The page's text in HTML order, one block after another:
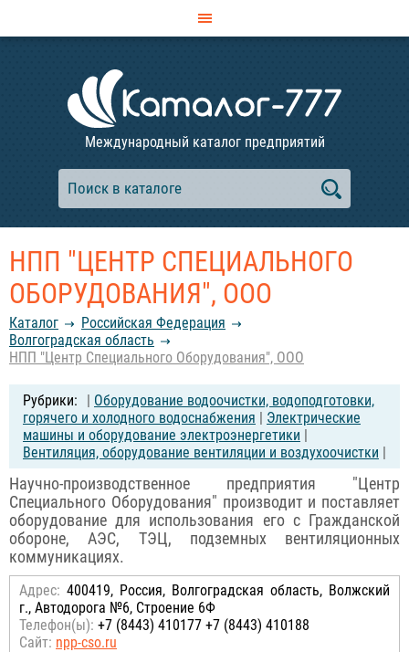
Международный каталог предприятий
НПП "ЦЕНТР СПЕЦИАЛЬНОГО
ОБОРУДОВАНИЯ", ООО
Каталог
Российcкая Федерация
Волгоградская область
НПП "Центр Специального Оборудования", ООО
| Оборудование водоочистки, водоподготовки,
горячего и холодного водоснабжения | Электрические
машины и оборудование электроэнергетики |
Вентиляция, оборудование вентиляции и воздухоочистки |
Научно-производственное предприятия "Центр
Специального Оборудования" производит и поставляет
оборудование для использования его с Гражданской
обороне, АЭС, ТЭЦ, подземных вентиляционных
коммуникациях.
Адрес: 400419, Россия, Волгоградская область, Волжский
г., Автодорога №6, Строение 6Ф
Телефон(ы): +7 (8443) 410177 +7 (8443) 410188
Сайт: npp-cso.ru